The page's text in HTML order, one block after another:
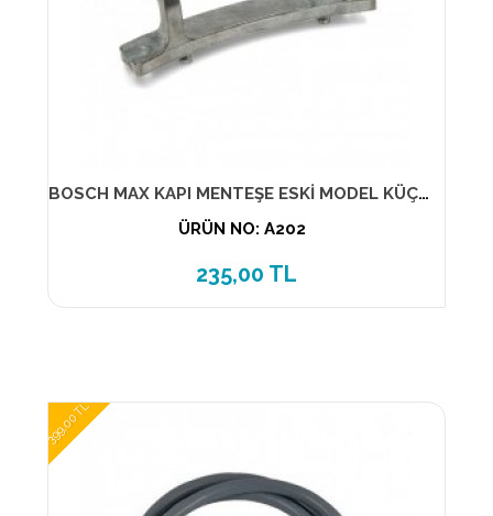
BOSCH MAX KAPI MENTEŞE ESKİ MODEL KÜÇÜK-171269
ÜRÜN NO: A202
235,00 TL
399,00 TL